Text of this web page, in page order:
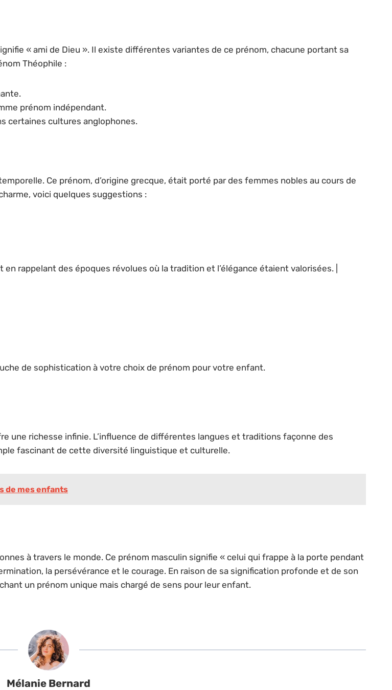
« ami de Dieu ». Il existe différentes variantes de ce prénom, chacune portant sa
Théophile :
prénom indépendant.
certaines cultures anglophones.
Ce prénom, d’origine grecque, était porté par des femmes nobles au cours de
voici quelques suggestions :
rappelant des époques révolues où la tradition et l’élégance étaient valorisées. |
de sophistication à votre choix de prénom pour votre enfant.
une richesse infinie. L’influence de différentes langues et traditions façonne des
fascinant de cette diversité linguistique et culturelle.
de mes enfants
à travers le monde. Ce prénom masculin signifie « celui qui frappe à la porte pendant
la persévérance et le courage. En raison de sa signification profonde et de son
un prénom unique mais chargé de sens pour leur enfant.
Mélanie Bernard